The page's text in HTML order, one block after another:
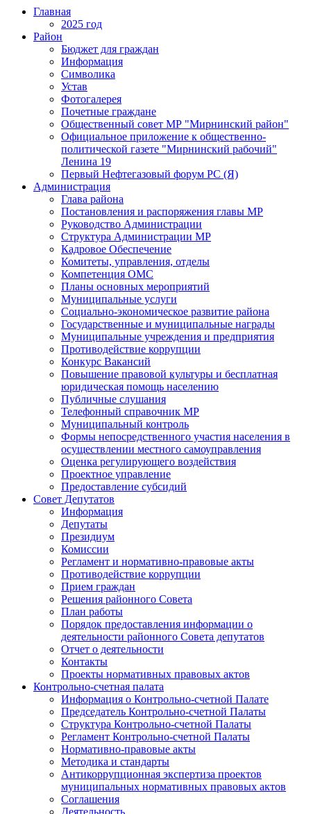
Главная
2025 год
Район
Бюджет для граждан
Информация
Символика
Устав
Фотогалерея
Почетные граждане
Общественный совет МР "Мирнинский район"
Официальное приложение к общественно-
политической газете "Мирнинский рабочий"
Ленина 19
Первый Нефтегазовый форум РС (Я)
Администрация
Глава района
Постановления и распоряжения главы МР
Руководство Администрации
Структура Администрации МР
Кадровое Обеспечение
Комитеты, управления, отделы
Компетенция ОМС
Планы основных мероприятий
Муниципальные услуги
Социально-экономическое развитие района
Государственные и муниципальные награды
Муниципальные учреждения и предприятия
Противодействие коррупции
Конкурс Вакансий
Повышение правовой культуры и бесплатная
юридическая помощь населению
Публичные слушания
Телефонный справочник МР
Муниципальный контроль
Формы непосредственного участия населения в
осуществлении местного самоуправления
Оценка регулирующего воздействия
Проектное управление
Предоставление субсидий
Совет Депутатов
Информация
Депутаты
Президиум
Комиссии
Регламент и нормативно-правовые акты
Противодействие коррупции
Прием граждан
Решения районного Совета
План работы
Порядок предоставления информации о
деятельности районного Совета депутатов
Отчет о деятельности
Контакты
Проекты нормативных правовых актов
Контрольно-счетная палата
Информация о Контрольно-счетной Палате
Председатель Контрольно-счетной Палаты
Структура Контрольно-счетной Палаты
Регламент Контрольно-счетной Палаты
Нормативно-правовые акты
Методика и стандарты
Антикоррупционная экспертиза проектов
муниципальных нормативных правовых актов
Соглашения
Деятельность